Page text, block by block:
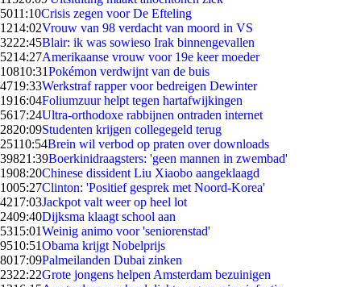
5011:10Crisis zegen voor De Efteling
1214:02Vrouw van 98 verdacht van moord in VS
3222:45Blair: ik was sowieso Irak binnengevallen
5214:27Amerikaanse vrouw voor 19e keer moeder
10810:31Pokémon verdwijnt van de buis
4719:33Werkstraf rapper voor bedreigen Dewinter
1916:04Foliumzuur helpt tegen hartafwijkingen
5617:24Ultra-orthodoxe rabbijnen ontraden internet
2820:09Studenten krijgen collegegeld terug
25110:54Brein wil verbod op praten over downloads
39821:39Boerkinidraagsters: 'geen mannen in zwembad'
1908:20Chinese dissident Liu Xiaobo aangeklaagd
1005:27Clinton: 'Positief gesprek met Noord-Korea'
4217:03Jackpot valt weer op heel lot
2409:40Dijksma klaagt school aan
5315:01Weinig animo voor 'seniorenstad'
9510:51Obama krijgt Nobelprijs
8017:09Palmeilanden Dubai zinken
2322:22Grote jongens helpen Amsterdam bezuinigen